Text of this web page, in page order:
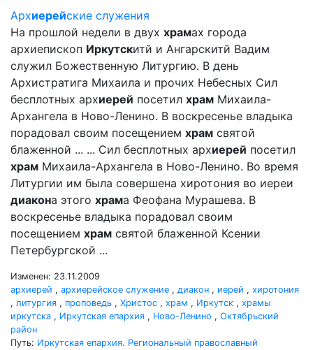
Архиерейские служения
На прошлой недели в двух храмах города
архиепископ Иркутскитй и Ангарскитй Вадим
служил Божественную Литургию. В день
Архистратига Михаила и прочих Небесных Сил
бесплотных архиерей посетил храм Михаила-
Архангела в Ново-Ленино. В воскресенье владыка
порадовал своим посещением храм святой
блаженной ... ... Сил бесплотных архиерей посетил
храм Михаила-Архангела в Ново-Ленино. Во время
Литургии им была совершена хиротония во иереи
диакона этого храма Феофана Мурашева. В
воскресенье владыка порадовал своим
посещением храм святой блаженной Ксении
Петербургской ...
Изменен: 23.11.2009
архиерей , архиерейское служение , диакон , иерей , хиротония
, литургия , проповедь , Христос , храм , Иркутск , храмы
иркутска , Иркутская епархия , Ново-Ленино , Октябрьский
район
Путь: Иркутская епархия. Региональный православный